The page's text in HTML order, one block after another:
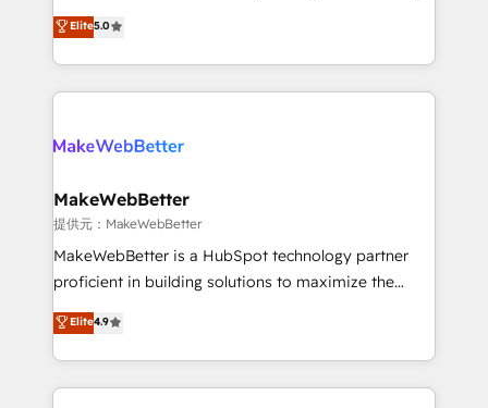
Scale: Fastest tiering Elite HubSpot Partner 🪴 -
technical agency for a growth problem. Hire a
management, systems integration, and creative
solutions that deliver measurable impact and
transform brand experiences As one of the few full-
service creative agencies in the HubSpot
winning design to build scalable, globally
marketing campaigns, & RevOps frameworks that
fuel long-term success We connect the entire
customer lifecycle through seamless integrations,
ensure long-term adoption with change-
and service to drive sustainable growth With 6 key
HubSpot accreditations and experience across
Elite5.0
MakeWebBetter
提供元：MakeWebBetter
MakeWebBetter is a HubSpot technology partner
proficient in building solutions to maximize the
operational efficiency of HubSpot. The fastest-
growing tech-enabler & facilitator, MakeWebBetter,
hands you the blend of HubSpot expertise &
eminent solutions & integrations. Trust us to
Elite4.9